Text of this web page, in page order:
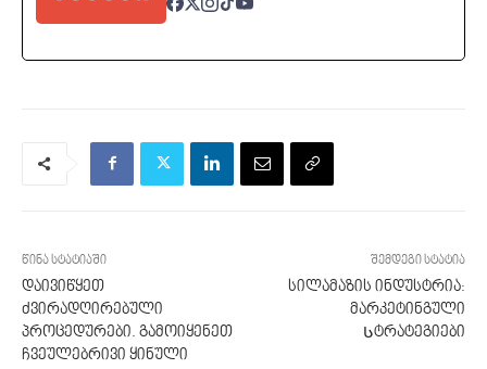
წინა სტატიაში
დაივიწყეთ
ძვირადღირებული
პროცედურები. გამოიყენეთ
ჩვეულებრივი ყინული
შემდეგი სტატია
სილამაზის ინდუსტრია:
მარკეტინგული
Სტრატეგიები